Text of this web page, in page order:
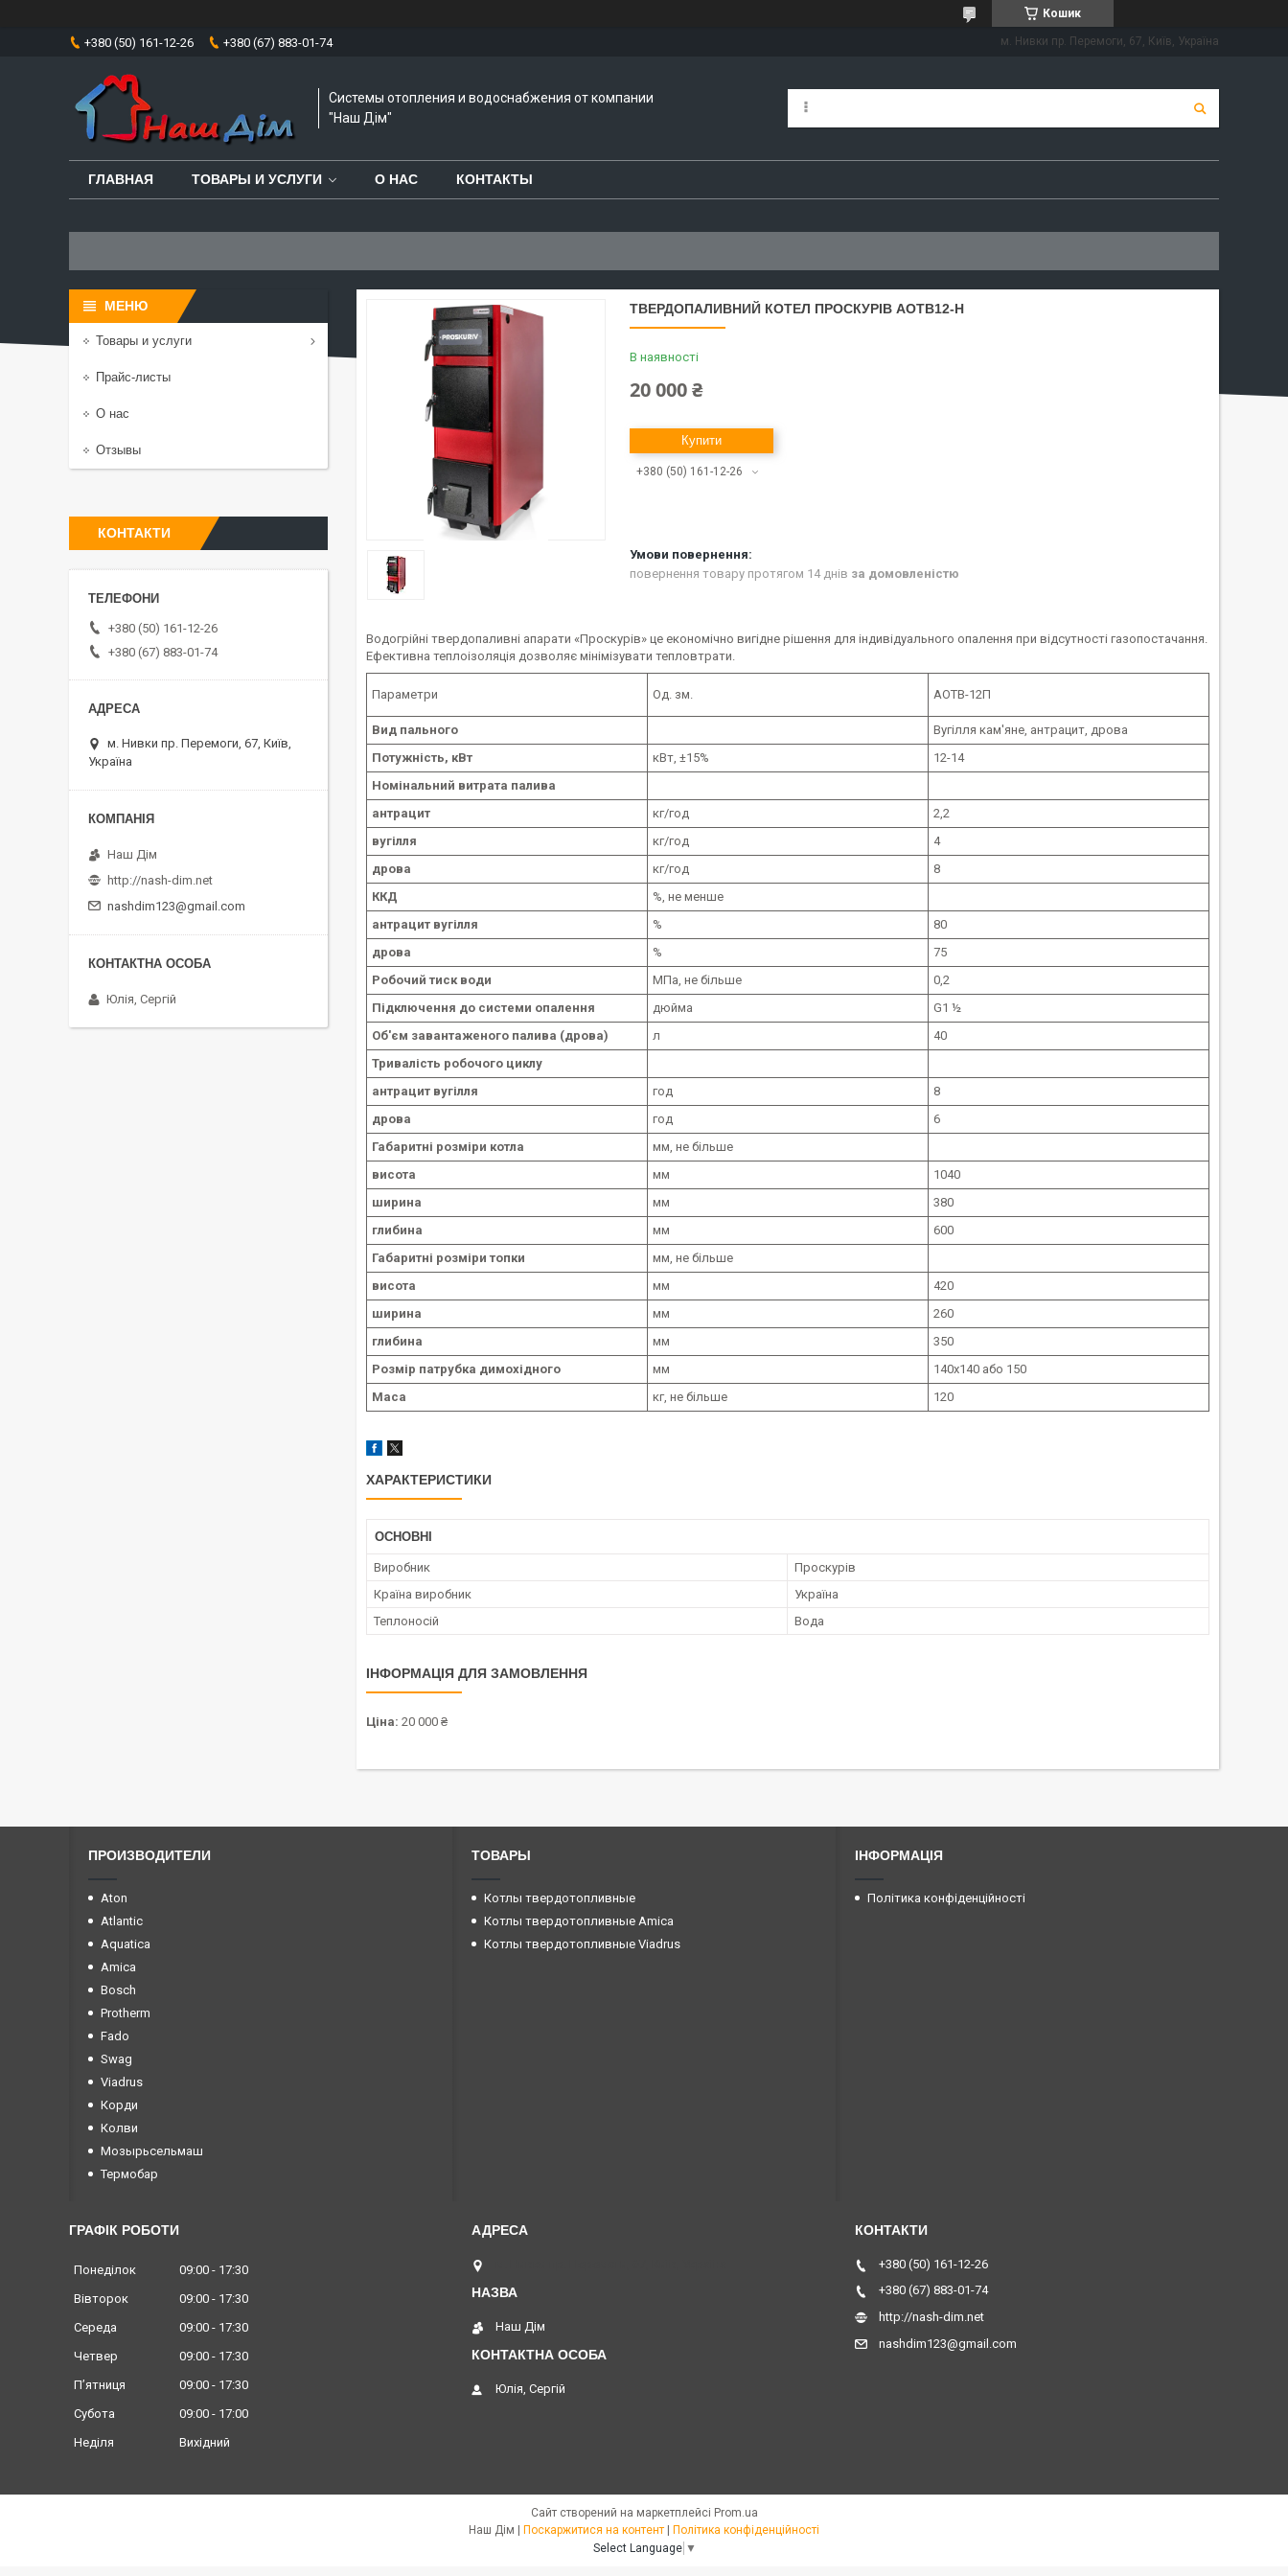
Кошик
+380 (50) 161-12-26 +380 (67) 883-01-74 м. Нивки пр. Перемоги, 67, Київ, Україна
Системы отопления и водоснабжения от компании
"Наш Дім"
ГЛАВНАЯ ТОВАРЫ И УСЛУГИ О НАС КОНТАКТЫ
ТВЕРДОПАЛИВНИЙ КОТЕЛ ПРОСКУРІВ АОТВ12-Н
В наявності
20 000 ₴
Купити
+380 (50) 161-12-26
повернення товару протягом 14 днів за домовленістю
Водогрійні твердопаливні апарати «Проскурів» це економічно вигідне рішення для індивідуального опалення при відсутності газопостачання.
Ефективна теплоізоляція дозволяє мінімізувати тепловтрати.
Параметри Од. зм. АОТВ-12П
Вид пального
Вугілля кам'яне, антрацит, дрова
Потужність, кВт
кВт, ±15%
12-14
Номінальний витрата палива
антрацит
кг/год
2,2
вугілля
кг/год
4
дрова
кг/год
8
ККД
%, не менше
антрацит вугілля
%
80
дрова
%
75
Робочий тиск води
МПа, не більше
0,2
Підключення до системи опалення
дюйма
G1 ½
Об'єм завантаженого палива (дрова)
л
40
Тривалість робочого циклу
антрацит вугілля
год
8
дрова
год
6
Габаритні розміри котла
мм, не більше
висота
мм
1040
ширина
мм
380
глибина
мм
600
Габаритні розміри топки
мм, не більше
висота
мм
420
ширина
мм
260
глибина
мм
350
Розмір патрубка димохідного
мм
140х140 або 150
Маса
кг, не більше 120
ХАРАКТЕРИСТИКИ
ОСНОВНІ
Виробник
Проскурів
Країна виробник
Україна
Теплоносій
Вода
ІНФОРМАЦІЯ ДЛЯ ЗАМОВЛЕННЯ
Ціна: 20 000 ₴
Товары и услуги
Прайс-листы
О нас
Отзывы
КОНТАКТИ
+380 (50) 161-12-26
+380 (67) 883-01-74
м. Нивки пр. Перемоги, 67, Київ,
Україна
Наш Дім
http://nash-dim.net
nashdim123@gmail.com
Юлія, Сергій
ПРОИЗВОДИТЕЛИ
Aton
Atlantic
Aquatica
Amica
Bosch
Protherm
Fado
Swag
Viadrus
Корди
Колви
Мозырьсельмаш
Термобар
ТОВАРЫ
Котлы твердотопливные
Котлы твердотопливные Amica
Котлы твердотопливные Viadrus
ІНФОРМАЦІЯ
Політика конфіденційності
ГРАФІК РОБОТИ
Понеділок 09:00
17:30
Вівторок
09:00
17:30
Середа
09:00
17:30
Четвер
09:00
17:30
Пʼятниця
09:00
17:30
Субота
09:00
17:00
Неділя
Вихідний
Наш Дім
Юлія, Сергій
+380 (50) 161-12-26
+380 (67) 883-01-74
http://nash-dim.net
nashdim123@gmail.com
Сайт створений на маркетплейсі Prom.ua
Поскаржитися на контент
Політика конфіденційності
Select Language ▼